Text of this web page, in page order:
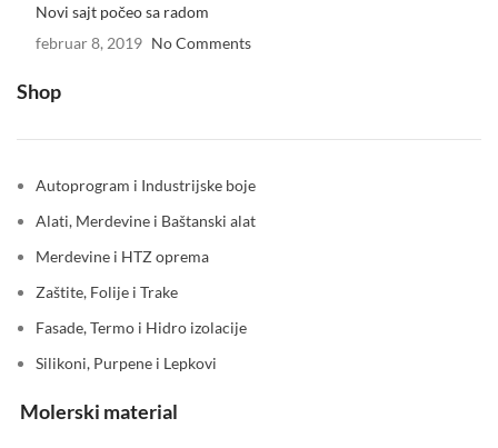
Novi sajt počeo sa radom
februar 8, 2019 No Comments
Shop
Autoprogram i Industrijske boje
Alati, Merdevine i Baštanski alat
Merdevine i HTZ oprema
Zaštite, Folije i Trake
Fasade, Termo i Hidro izolacije
Silikoni, Purpene i Lepkovi
Molerski material